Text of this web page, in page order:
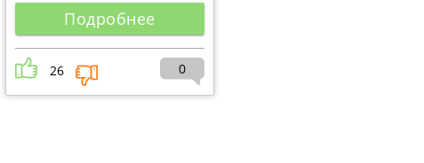
Подробнее
26 0